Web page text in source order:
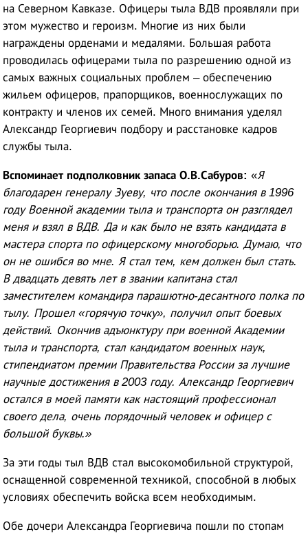
на Северном Кавказе. Офицеры тыла ВДВ проявляли при
этом мужество и героизм. Многие из них были
награждены орденами и медалями. Большая работа
проводилась офицерами тыла по разрешению одной из
самых важных социальных проблем – обеспечению
жильем офицеров, прапорщиков, военнослужащих по
контракту и членов их семей. Много внимания уделял
Александр Георгиевич подбору и расстановке кадров
службы тыла.
Вспоминает подполковник запаса О.В.Сабуров:«Я
благодарен генералу Зуеву, что после окончания в 1996
году Военной академии тыла и транспорта он разглядел
меня и взял в ВДВ. Да и как было не взять кандидата в
мастера спорта по офицерскому многоборью. Думаю, что
он не ошибся во мне. Я стал тем, кем должен был стать.
В двадцать девять лет в звании капитана стал
заместителем командира парашютно-десантного полка по
тылу. Прошел «горячую точку», получил опыт боевых
действий. Окончив адъюнктуру при военной Академии
тыла и транспорта, стал кандидатом военных наук,
стипендиатом премии Правительства России за лучшие
научные достижения в 2003 году. Александр Георгиевич
остался в моей памяти как настоящий профессионал
своего дела, очень порядочный человек и офицер с
большой буквы.»
За эти годы тыл ВДВ стал высокомобильной структурой,
оснащенной современной техникой, способной в любых
условиях обеспечить войска всем необходимым.
Обе дочери Александра Георгиевича пошли по стопам